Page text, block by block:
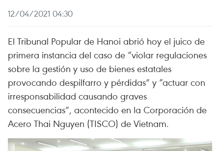
12/04/2021 04:30
El Tribunal Popular de Hanoi abrió hoy el juico de
primera instancia del caso de “violar regulaciones
sobre la gestión y uso de bienes estatales
provocando despilfarro y pérdidas” y “actuar con
irresponsabilidad causando graves
consecuencias”, acontecido en la Corporación de
Acero Thai Nguyen (TISCO) de Vietnam.